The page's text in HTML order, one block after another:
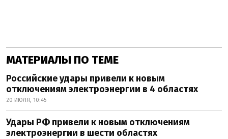
МАТЕРИАЛЫ ПО ТЕМЕ
Российские удары привели к новым
отключениям электроэнергии в 4 областях
20 ИЮЛЯ, 10:45
Удары РФ привели к новым отключениям
электроэнергии в шести областях